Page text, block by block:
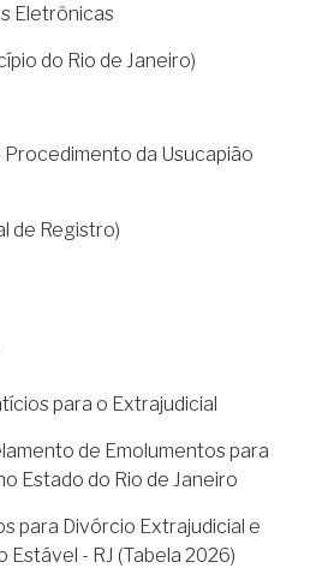
Eletrônicas
do Rio de Janeiro)
da Usucapião
de Registro)
para o Extrajudicial
de Emolumentos para
Estado do Rio de Janeiro
para Divórcio Extrajudicial e
Estável - RJ (Tabela 2026)